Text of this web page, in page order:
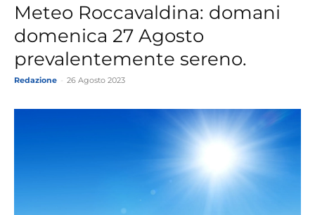
Meteo Roccavaldina: domani
domenica 27 Agosto
prevalentemente sereno.
Redazione 26 Agosto 2023